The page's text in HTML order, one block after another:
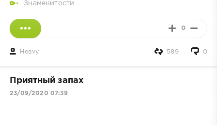
Знаменитости
0
Heavy 0
589
Приятный запах
23/09/2020 07:39